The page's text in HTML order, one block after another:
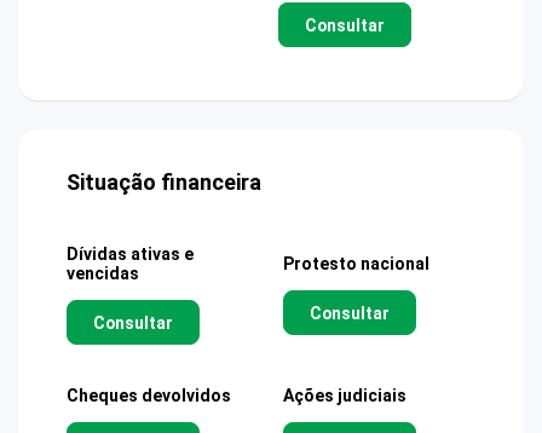
Consultar
Situação financeira
Dívidas ativas e
vencidas
Consultar
Protesto nacional
Consultar
Cheques devolvidos Ações judiciais